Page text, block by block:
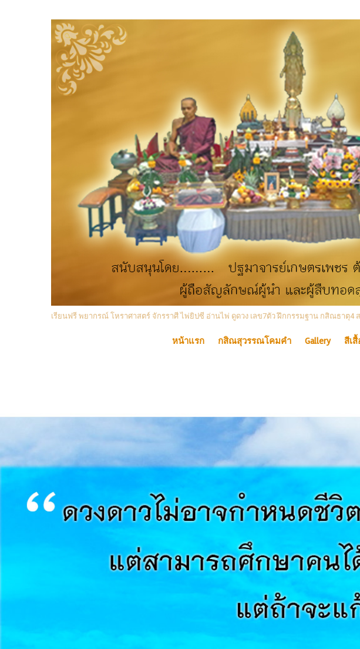
เรียนฟรี พยากรณ์ โหราศาสตร์ จักรราศี ไพ่ยิปซี อ่านไพ่ ดูดวง เลข7ตัว ฝึกกรรมฐาน กสิณธาตุ4
หน้าแรก กสิณสุวรรณโคมคำ Gallery สีเ